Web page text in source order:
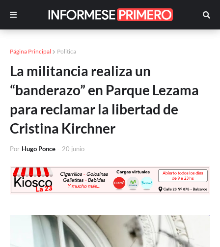
Página Principal Politica
La militancia realiza un
“banderazo” en Parque Lezama
para reclamar la libertad de
Cristina Kirchner
Por Hugo Ponce - 20 junio